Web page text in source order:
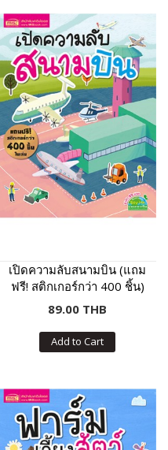
เปิดความลับสนามบิน (แถม
ฟรี! สติกเกอร์กว่า 400 ชิ้น)
89.00 THB
Add to Cart